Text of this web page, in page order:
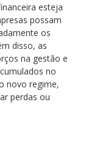
esteja
possam
os
disso, as
na gestão e
no
novo regime,
perdas ou